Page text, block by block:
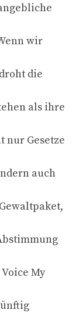
wir
die
als ihre
nur Gesetze
auch
My